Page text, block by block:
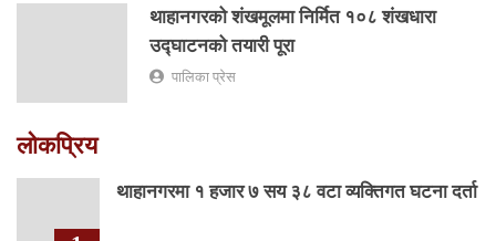
थाहानगरको शंखमूलमा निर्मित १०८ शंखधारा
उद्घाटनको तयारी पूरा
पालिका प्रेस
लोकप्रिय
थाहानगरमा १ हजार ७ सय ३८ वटा व्यक्तिगत घटना दर्ता